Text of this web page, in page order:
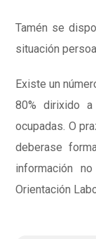
Tamén se
situación
Existe un
80% dirixido
ocupadas. O
deberase
información
Orientación